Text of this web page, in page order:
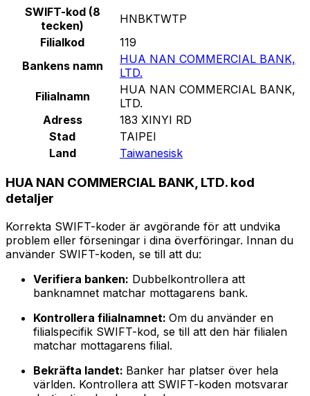
SWIFT-kod (8
tecken)
HNBKTWTP
Filialkod
119
Bankens namn
HUA NAN COMMERCIAL BANK,
LTD.
Filialnamn
HUA NAN COMMERCIAL BANK,
LTD.
Adress
183 XINYI RD
Stad
TAIPEI
Land
Taiwanesisk
HUA NAN COMMERCIAL BANK, LTD. kod
detaljer
Korrekta SWIFT-koder är avgörande för att undvika
problem eller förseningar i dina överföringar. Innan du
använder SWIFT-koden, se till att du:
Verifiera banken: Dubbelkontrollera att
banknamnet matchar mottagarens bank.
Kontrollera filialnamnet: Om du använder en
filialspecifik SWIFT-kod, se till att den här filialen
matchar mottagarens filial.
Bekräfta landet: Banker har platser över hela
världen. Kontrollera att SWIFT-koden motsvarar